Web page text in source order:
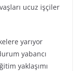
ucuz işçiler
yarıyor
yabancı
yaklaşımı